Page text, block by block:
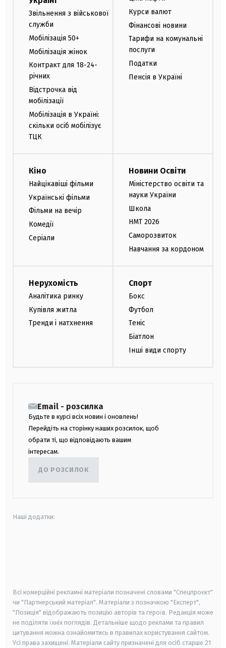
Звільнення з військової
служби
Мобілізація 50+
Мобілізація жінок
Контракт для 18-24-
річних
Відстрочка від
мобілізації
Мобілізація в Україні:
скільки осіб мобілізує
ТЦК
Курси валют
Фінансові новини
Тарифи на комунальні
послуги
Податки
Пенсія в Україні
Кіно
Найцікавіші фільми
Українські фільми
Фільми на вечір
Комедії
Серіали
Новини Освіти
Міністерство освіти та
науки України
Школа
НМТ 2026
Саморозвиток
Навчання за кордоном
Нерухомість
Аналітика ринку
Купівля житла
Тренди і натхнення
Спорт
Бокс
Футбол
Теніс
Біатлон
Інші види спорту
Email - розсилка
Будьте в курсі всіх новин і оновлень!
Перейдіть на сторінку наших розсилок, щоб
обрати ті, що відповідають вашим
інтересам.
ДО РОЗСИЛОК
Наші додатки:
Всі комерційні рекламні матеріали позначені словами "Спецпроєкт"
чи "Партнерський матеріал". Матеріали з позначкою "Експерт",
"Позиція" відображають позицію авторів та героїв. Редакція може
не поділяти їхніх поглядів. Детальніше щодо реклами та правил
цитування можна ознайомитись в правилах користування сайтом.
Усі права захищені. Матеріали сайту призначені для осіб старше 21